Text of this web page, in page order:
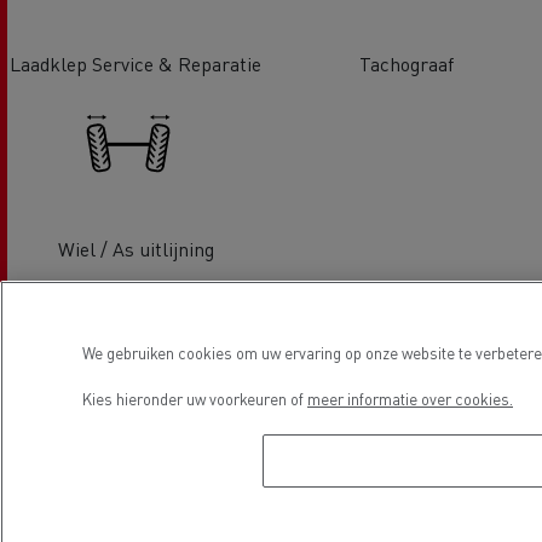
Laadklep Service & Reparatie Tachograaf
Wiel / As uitlijning
Locatie
We gebruiken cookies om uw ervaring op onze website te
Kies hieronder uw voorkeuren of meer informatie over cookies.